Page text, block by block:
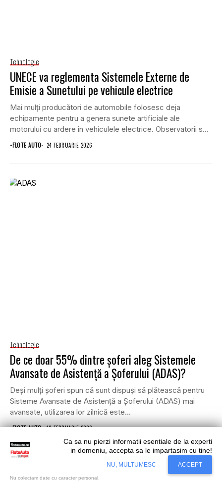
Tehnologie
UNECE va reglementa Sistemele Externe de
Emisie a Sunetului pe vehicule electrice
Mai mulți producători de automobile folosesc deja
echipamente pentru a genera sunete artificiale ale
motorului cu ardere în vehiculele electrice. Observatorii se
așteaptă...
•FLOTE AUTO 24 FEBRUARIE 2026
Tehnologie
De ce doar 55% dintre șoferi aleg Sistemele
Avansate de Asistență a Șoferului (ADAS)?
Deși mulți șoferi spun că sunt dispuși să plătească pentru
Sisteme Avansate de Asistență a Șoferului (ADAS) mai
avansate, utilizarea lor zilnică este...
•FLOTE AUTO 10 FEBRUARIE 2026
Situl nostru utilizeaza cookies. Ce inseamna
Accept
Ca sa nu pierzi informatii esentiale de la experti
in domeniu, accepta sa le impartasim cu tine!
NU, MULTUMESC ACCEPT
Nu colectam date cu caracter personal.